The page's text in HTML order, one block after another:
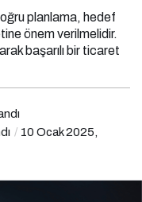
planlama, hedef
önem verilmelidir.
başarılı bir ticaret
10 Ocak 2025,